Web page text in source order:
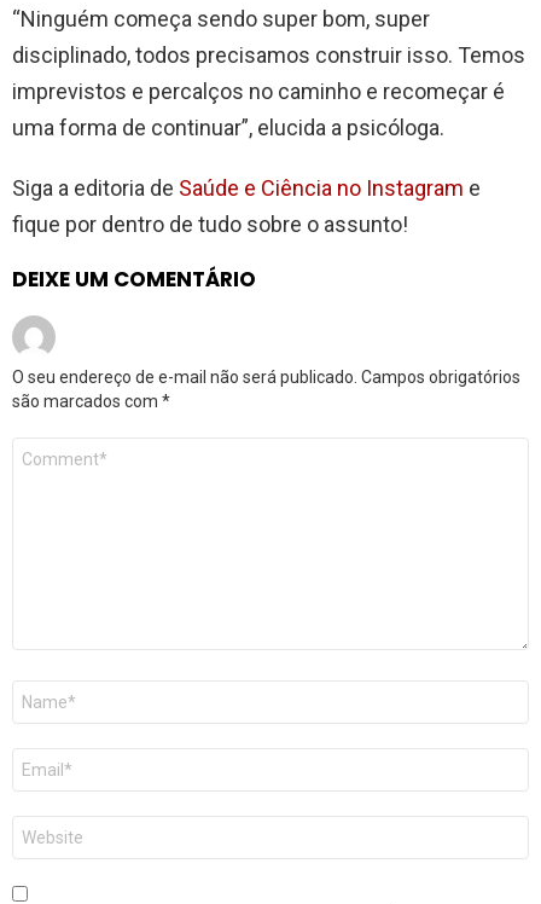
“Ninguém começa sendo super bom, super
disciplinado, todos precisamos construir isso. Temos
imprevistos e percalços no caminho e recomeçar é
uma forma de continuar”, elucida a psicóloga.
Siga a editoria de Saúde e Ciência no Instagram e
fique por dentro de tudo sobre o assunto!
DEIXE UM COMENTÁRIO
O seu endereço de e-mail não será publicado. Campos obrigatórios
são marcados com *
Comentário
Nome
E-
mail
*
Site